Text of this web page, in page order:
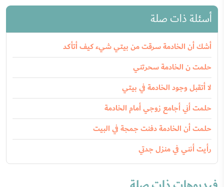
أسئلة ذات صلة
أشك أن الخادمة سرقت من بيتي شيء كيف أتأكد
حلمت ن الخادمة سحرتني
لا أتقبل وجود الخادمة في بيتي
حلمت أني أجامع زوجي أمام الخادمة
حلمت أن الخادمة دفنت جمجة في البيت
رأيت أنني في منزل جدتي